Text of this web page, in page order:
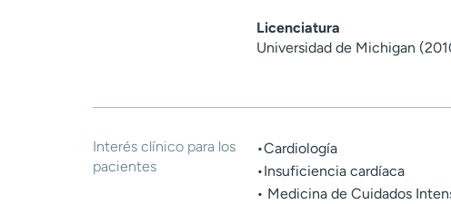
Licenciatura
Universidad de Michigan
Interés clínico para los
pacientes
•Cardiología
•Insuficiencia cardíaca
• Medicina de Cuidados